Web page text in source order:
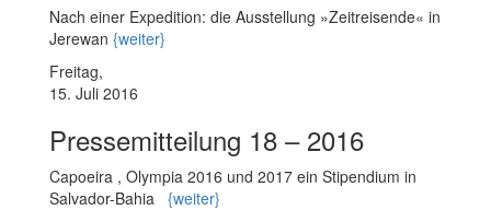
Nach einer Expedition: die Ausstellung »Zeitreisende« in
Jerewan {weiter}
Freitag,
15. Juli 2016
Pressemitteilung 18 – 2016
Capoeira , Olympia 2016 und 2017 ein Stipendium in
Salvador-Bahia {weiter}